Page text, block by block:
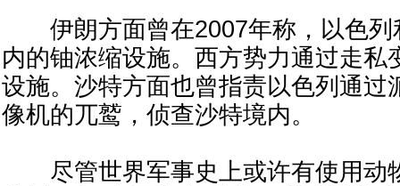
伊朗方面曾在2007年称，以色列
内的铀浓缩设施。西方势力通过走私
设施。沙特方面也曾指责以色列通过
像机的兀鹫，侦查沙特境内。
尽管世界军事史上或许有使用动